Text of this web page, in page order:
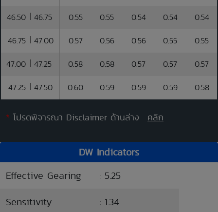
46.50 46.75 0.55 0.55 0.54 0.54 0.54
46.75 47.00 0.57 0.56 0.56 0.55 0.55
47.00 47.25 0.58 0.58 0.57 0.57 0.57
47.25 47.50 0.60 0.59 0.59 0.59 0.58
* โปรดพิจารณา Disclaimer ด้านล่าง คลิก
DW Indicators
Effective Gearing
: 5.25
Sensitivity
: 1.34